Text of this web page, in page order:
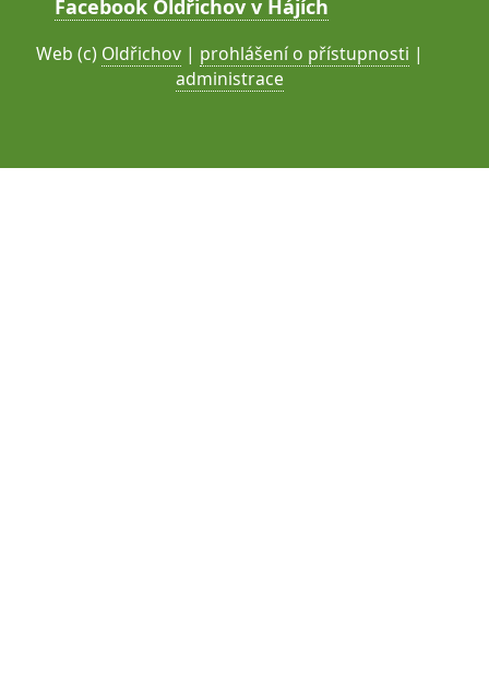
Facebook Oldřichov v Hájích
Web (c) Oldřichov | prohlášení o přístupnosti |
administrace